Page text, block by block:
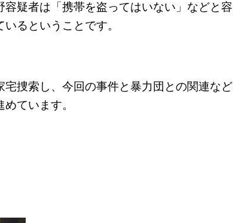
容疑者は「携帯を盗ってはいない」などと容
るということです。
宅捜索し、今回の事件と暴力団との関連など
ています。